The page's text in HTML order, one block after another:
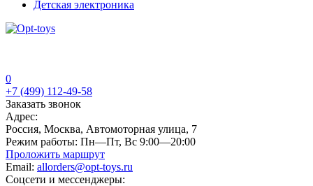
Детская электроника
0
+7 (499) 112-49-58
Заказать звонок
Адрес:
Россия, Москва, Автомоторная улица, 7
Режим работы: Пн—Пт, Вс 9:00—20:00
Проложить маршрут
Email: allorders@opt-toys.ru
Соцсети и мессенджеры: